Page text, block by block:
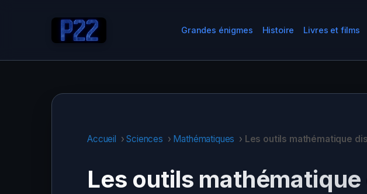
Grandes énigmes Histoire Livres et films
Accueil ›Sciences › Mathématiques › Les outils mathématique
Les outils